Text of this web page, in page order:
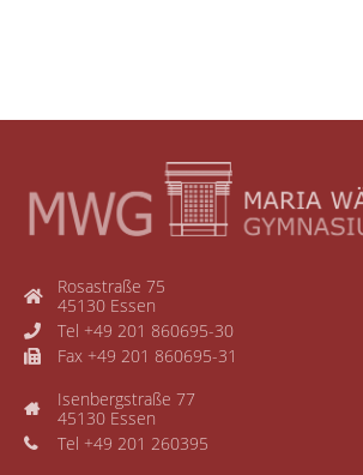
Rosastraße 75
45130 Essen
Tel +49 201 860695-30
Fax +49 201 860695-31
Isenbergstraße 77
45130 Essen
Tel +49 201 260395